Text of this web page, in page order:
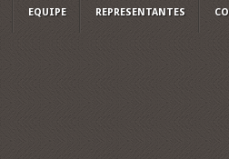
EQUIPE REPRESENTANTES